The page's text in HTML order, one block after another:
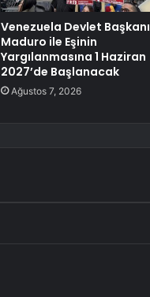
Venezuela Devlet Başkanı
Maduro ile Eşinin
Yargılanmasına 1 Haziran
2027’de Başlanacak
Ağustos 7, 2026